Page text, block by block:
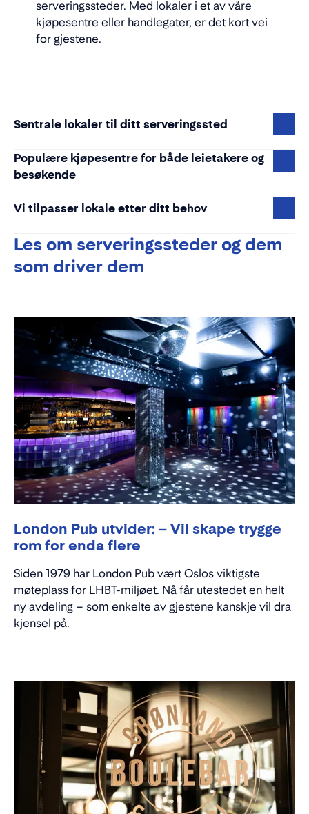
serveringssteder. Med lokaler i et av våre
kjøpesentre eller handlegater, er det kort vei
for gjestene.
Sentrale lokaler til ditt serveringssted
Populære kjøpesentre for både leietakere og
besøkende
Vi tilpasser lokale etter ditt behov
Les om serveringssteder og dem
som driver dem
London Pub utvider: – Vil skape trygge
rom for enda flere
Siden 1979 har London Pub vært Oslos viktigste
møteplass for LHBT-miljøet. Nå får utestedet en helt
ny avdeling – som enkelte av gjestene kanskje vil dra
kjensel på.